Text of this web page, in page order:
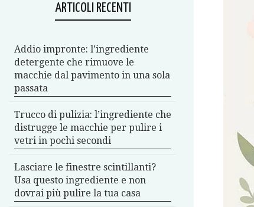
ARTICOLI RECENTI
Addio impronte: l’ingrediente
detergente che rimuove le
macchie dal pavimento in una sola
passata
Trucco di pulizia: l’ingrediente che
distrugge le macchie per pulire i
vetri in pochi secondi
Lasciare le finestre scintillanti?
Usa questo ingrediente e non
dovrai più pulire la tua casa